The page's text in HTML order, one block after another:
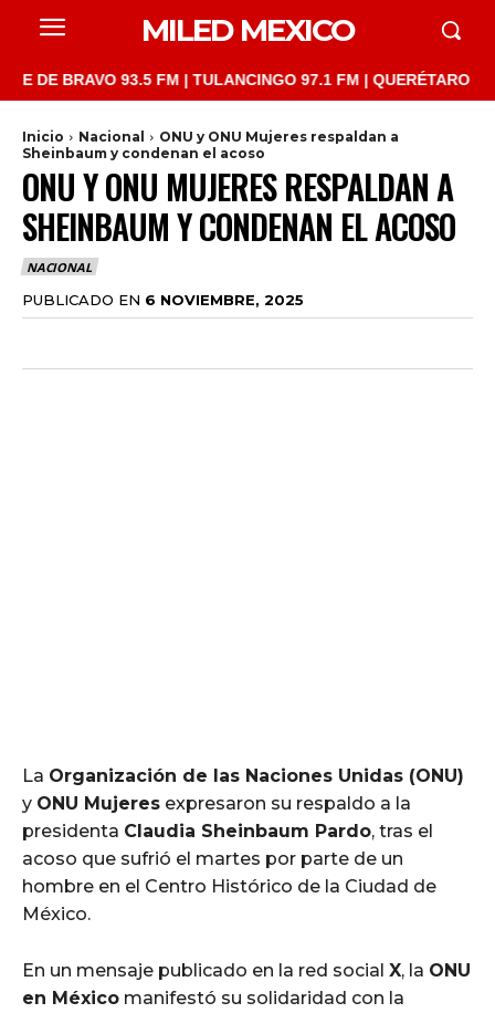
MILED MEXICO
93.5 FM | TULANCINGO 97.1 FM | QUERÉTARO 103.1
Inicio Nacional
ONU y ONU Mujeres respaldan a
Sheinbaum y condenan el acoso
ONU Y ONU MUJERES RESPALDAN A
SHEINBAUM Y CONDENAN EL ACOSO
NACIONAL
PUBLICADO EN 6 NOVIEMBRE, 2025
La Organización de las Naciones Unidas (ONU)
y ONU Mujeres expresaron su respaldo a la
presidenta Claudia Sheinbaum Pardo, tras el
acoso que sufrió el martes por parte de un
hombre en el Centro Histórico de la Ciudad de
México.
En un mensaje publicado en la red social X, la ONU
en México manifestó su solidaridad con la